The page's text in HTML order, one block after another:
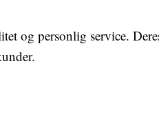
og personlig service.